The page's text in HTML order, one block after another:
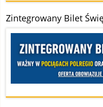
Zintegrowany Bilet